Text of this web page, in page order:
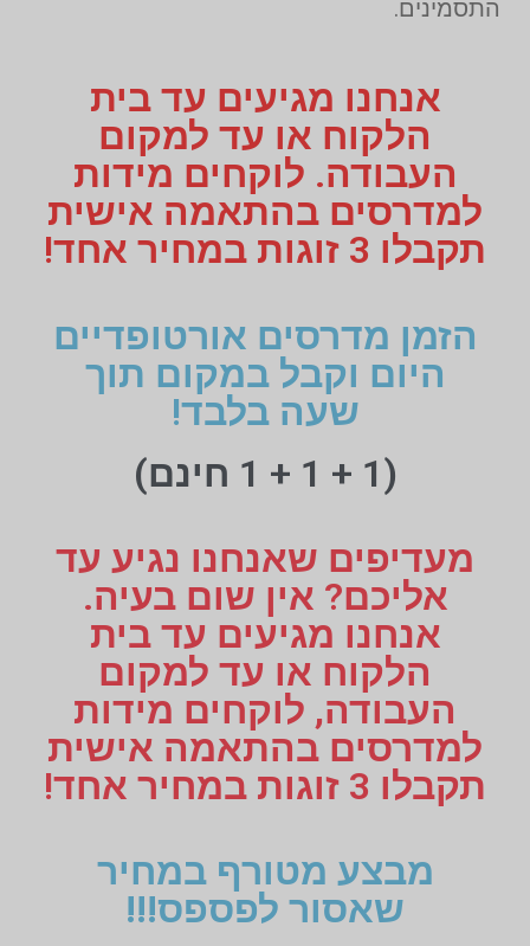
התסמינים.
אנחנו מגיעים עד בית
הלקוח או עד למקום
העבודה. לוקחים מידות
למדרסים בהתאמה אישית
תקבלו 3 זוגות במחיר אחד!
הזמן מדרסים אורטופדיים
היום וקבל במקום תוך
שעה בלבד!
(1 + 1 + 1 חינם)
מעדיפים שאנחנו נגיע עד
אליכם? אין שום בעיה.
אנחנו מגיעים עד בית
הלקוח או עד למקום
העבודה, לוקחים מידות
למדרסים בהתאמה אישית
תקבלו 3 זוגות במחיר אחד!
מבצע מטורף במחיר
שאסור לפספס!!!